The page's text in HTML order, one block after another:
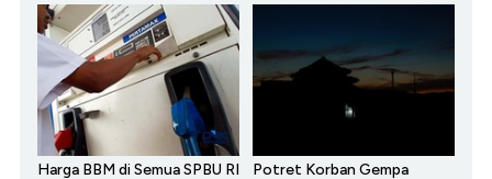
Harga BBM di Semua SPBU RI
Potret Korban Gempa